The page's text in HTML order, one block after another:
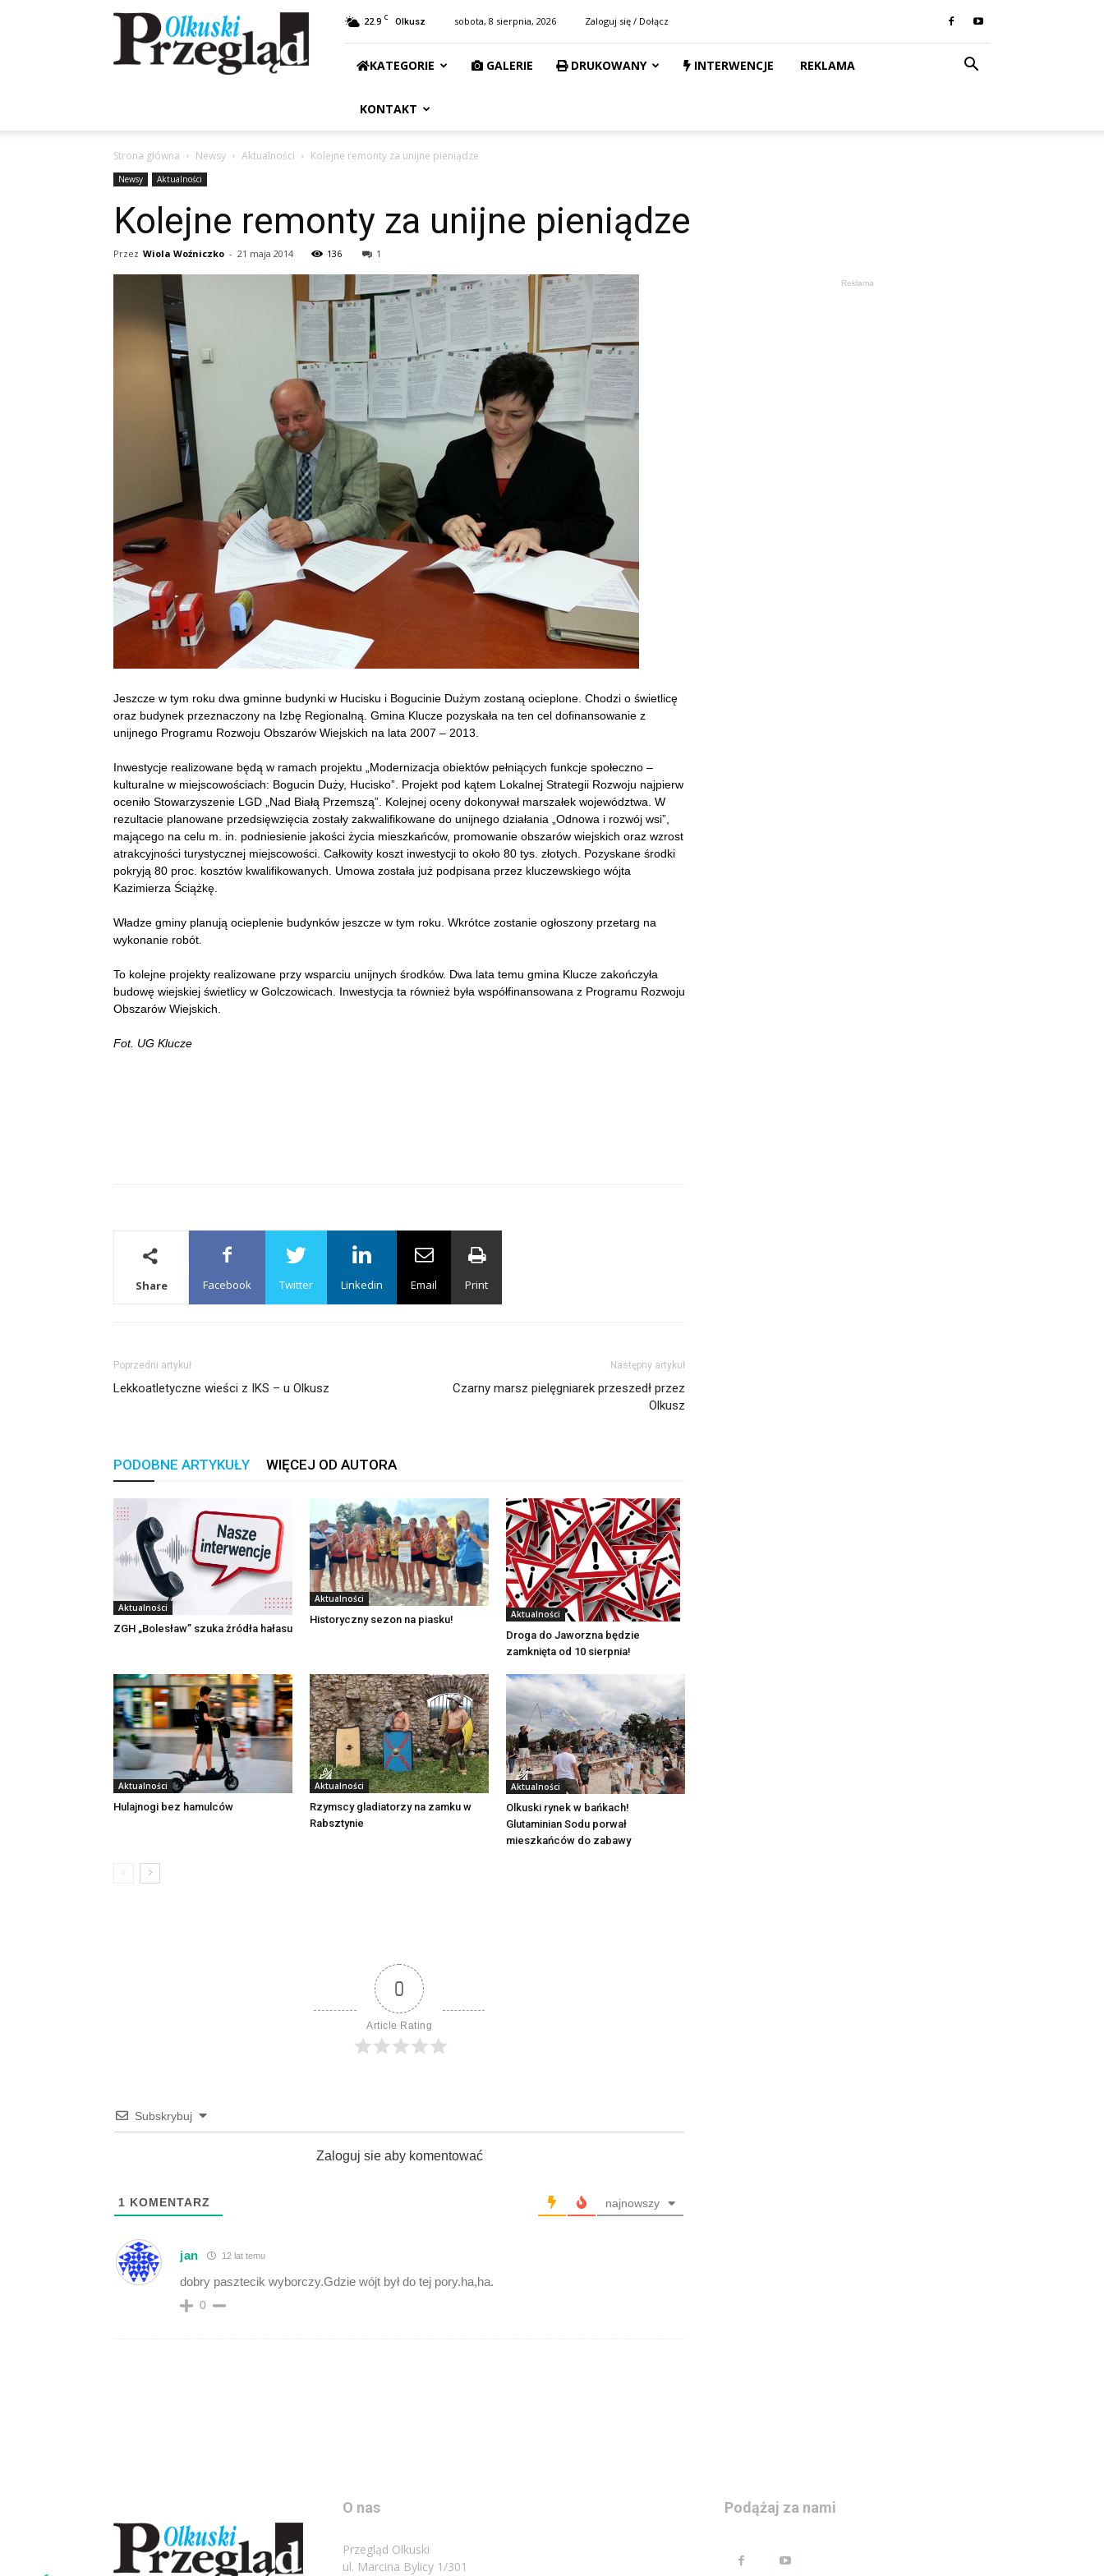
Przegląd
Olkuski
22.9 C Olkusz sobota, 8 sierpnia, 2026 Zaloguj się / Dołącz
KATEGORIE GALERIE DRUKOWANY INTERWENCJE REKLAMA
KONTAKT
Strona główna Newsy Aktualności Kolejne remonty za unijne pieniądze
Newsy Aktualności
Kolejne remonty za unijne pieniądze
Przez Wiola Woźniczko - 21 maja 2014 136 1
Jeszcze w tym roku dwa gminne budynki w Hucisku i Bogucinie Dużym zostaną ocieplone. Chodzi o świetlicę
oraz budynek przeznaczony na Izbę Regionalną. Gmina Klucze pozyskała na ten cel dofinansowanie z
unijnego Programu Rozwoju Obszarów Wiejskich na lata 2007 – 2013.
Inwestycje realizowane będą w ramach projektu „Modernizacja obiektów pełniących funkcje społeczno –
kulturalne w miejscowościach: Bogucin Duży, Hucisko”. Projekt pod kątem Lokalnej Strategii Rozwoju najpierw
oceniło Stowarzyszenie LGD „Nad Białą Przemszą”. Kolejnej oceny dokonywał marszałek województwa. W
rezultacie planowane przedsięwzięcia zostały zakwalifikowane do unijnego działania „Odnowa i rozwój wsi”,
mającego na celu m. in. podniesienie jakości życia mieszkańców, promowanie obszarów wiejskich oraz wzrost
atrakcyjności turystycznej miejscowości. Całkowity koszt inwestycji to około 80 tys. złotych. Pozyskane środki
pokryją 80 proc. kosztów kwalifikowanych. Umowa została już podpisana przez kluczewskiego wójta
Kazimierza Ściążkę.
Władze gminy planują ocieplenie budynków jeszcze w tym roku. Wkrótce zostanie ogłoszony przetarg na
wykonanie robót.
To kolejne projekty realizowane przy wsparciu unijnych środków. Dwa lata temu gmina Klucze zakończyła
budowę wiejskiej świetlicy w Golczowicach. Inwestycja ta również była współfinansowana z Programu Rozwoju
Obszarów Wiejskich.
Fot. UG Klucze
Share Facebook Twitter Linkedin Email Print
Poprzedni artykuł
Lekkoatletyczne wieści z IKS – u Olkusz
Następny artykuł
Czarny marsz pielęgniarek przeszedł przez
Olkusz
PODOBNE ARTYKUŁY WIĘCEJ OD AUTORA
Aktualności
ZGH „Bolesław” szuka źródła hałasu
Aktualności
Historyczny sezon na piasku! Aktualności
Droga do Jaworzna będzie
zamknięta od 10 sierpnia!
Aktualności
Hulajnogi bez hamulców
Aktualności
Rzymscy gladiatorzy na zamku w
Rabsztynie
Aktualności
Olkuski rynek w bańkach!
Glutaminian Sodu porwał
mieszkańców do zabawy
0
Article Rating
Subskrybuj
Zaloguj sie aby komentować
1 KOMENTARZ najnowszy
jan 12 lat temu
dobry pasztecik wyborczy.Gdzie wójt był do tej pory.ha,ha.
0
Reklama
O nas
Przegląd Olkuski
ul. Marcina Bylicy 1/301
Podążaj za nami